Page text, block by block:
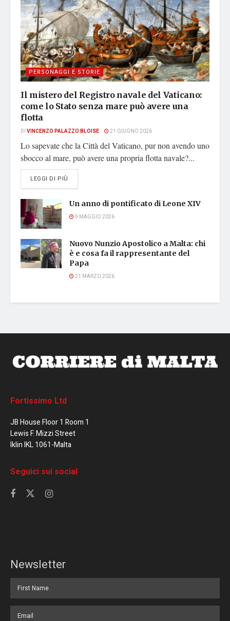
PERSONAGGI E STORIE
Il mistero del Registro navale del Vaticano:
come lo Stato senza mare può avere una
flotta
DI VINCENZO PALAZZO BLOISE 21 GIUGNO 2026
Lo sapevate che la Città del Vaticano, pur non avendo uno
sbocco al mare, può avere una propria flotta navale?...
LEGGI DI PIÙ
Un anno di pontificato di Leone XIV
9 MAGGIO 2026
Nuovo Nunzio Apostolico a Malta: chi
è e cosa fa il rappresentante del
Papa
21 MARZO 2026
Fortissimo Ltd
JB House Floor 1 Room 1
Lewis F. Mizzi Street
Iklin IKL 1061-Malta
Seguici sui social
Newsletter